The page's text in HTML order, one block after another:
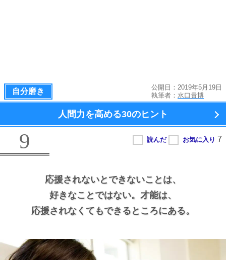
自分磨き
公開日：2019年5月19日
執筆者： 水口貴博
人間力を高める30のヒント
9
応援されないとできないことは、
好きなことではない。 才能は、
応援されなくてもできるところにある。